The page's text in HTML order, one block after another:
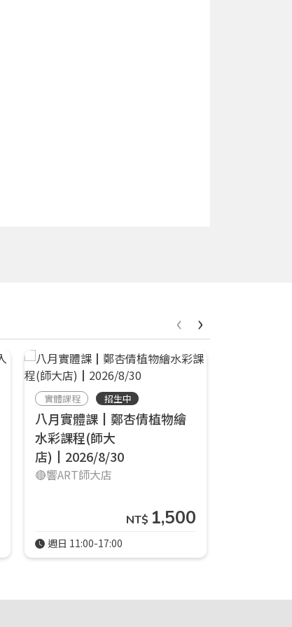
實體課程 招生中
八月實體課┃鄭杏倩植物繪
水彩課程(師大
店)┃2026/8/30
🔴響ART師大店
NT$ 1,500
週日 11:00-17:00
‹ ›